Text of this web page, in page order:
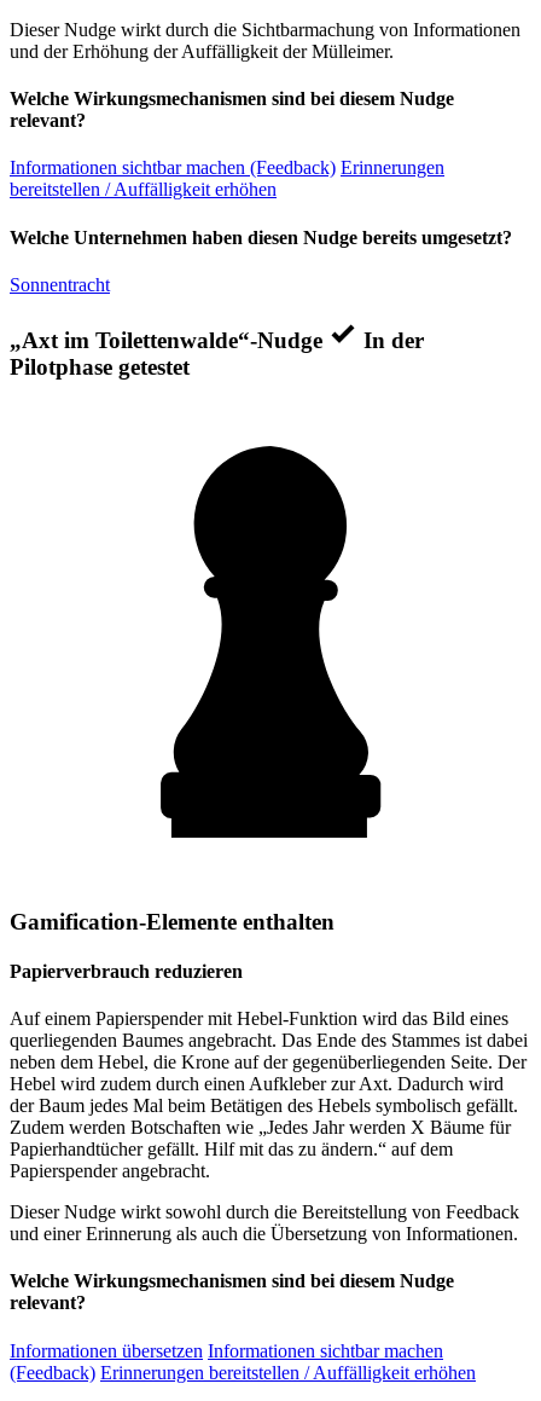
Dieser Nudge wirkt durch die Sichtbarmachung von Informationen
und der Erhöhung der Auffälligkeit der Mülleimer.
Welche Wirkungsmechanismen sind bei diesem Nudge
relevant?
Informationen sichtbar machen (Feedback) Erinnerungen
bereitstellen / Auffälligkeit erhöhen
Welche Unternehmen haben diesen Nudge bereits umgesetzt?
Sonnentracht
„Axt im Toilettenwalde“-Nudge
In der
Pilotphase getestet
Gamification-Elemente enthalten
Papierverbrauch reduzieren
Auf einem Papierspender mit Hebel-Funktion wird das Bild eines
querliegenden Baumes angebracht. Das Ende des Stammes ist dabei
neben dem Hebel, die Krone auf der gegenüberliegenden Seite. Der
Hebel wird zudem durch einen Aufkleber zur Axt. Dadurch wird
der Baum jedes Mal beim Betätigen des Hebels symbolisch gefällt.
Zudem werden Botschaften wie „Jedes Jahr werden X Bäume für
Papierhandtücher gefällt. Hilf mit das zu ändern.“ auf dem
Papierspender angebracht.
Dieser Nudge wirkt sowohl durch die Bereitstellung von Feedback
und einer Erinnerung als auch die Übersetzung von Informationen.
Welche Wirkungsmechanismen sind bei diesem Nudge
relevant?
Informationen übersetzen Informationen sichtbar machen
(Feedback) Erinnerungen bereitstellen / Auffälligkeit erhöhen